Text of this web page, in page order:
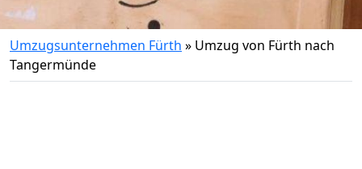
Umzugsunternehmen Fürth » Umzug von Fürth nach
Tangermünde